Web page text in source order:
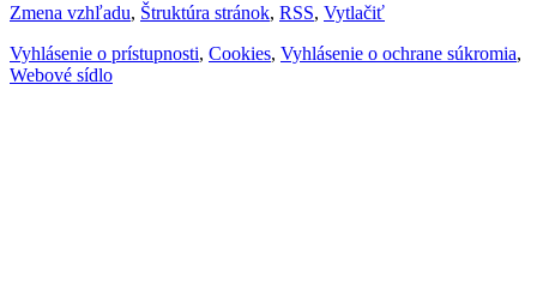
Zmena vzhľadu, Štruktúra stránok, RSS, Vytlačiť
Vyhlásenie o prístupnosti, Cookies, Vyhlásenie o ochrane súkromia,
Webové sídlo